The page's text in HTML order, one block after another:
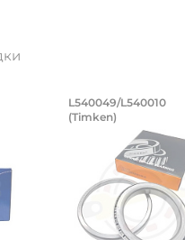
внешней фиксации
двумя отверстиями
крестовины
сбоку
HD170, HYUNDAI
HD600 (2010-)
Артикул
мм,
мм, оцинкованный.
мм,
мм, шариковый
Подшипник
Подшипник
L540049/L540010
(Timken)